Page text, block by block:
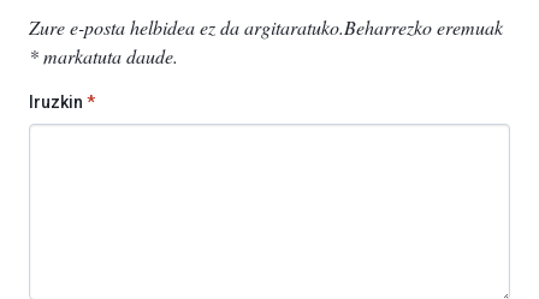
Zure e-posta helbidea ez da argitaratuko.Beharrezko eremuak
*markatuta daude.
Iruzkin *